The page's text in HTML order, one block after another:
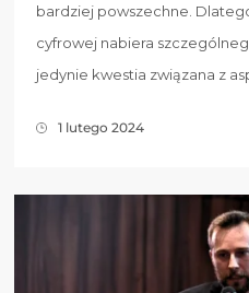
bardziej powszechne.
cyfrowej nabiera
jedynie kwestia związana z
1 lutego 2024